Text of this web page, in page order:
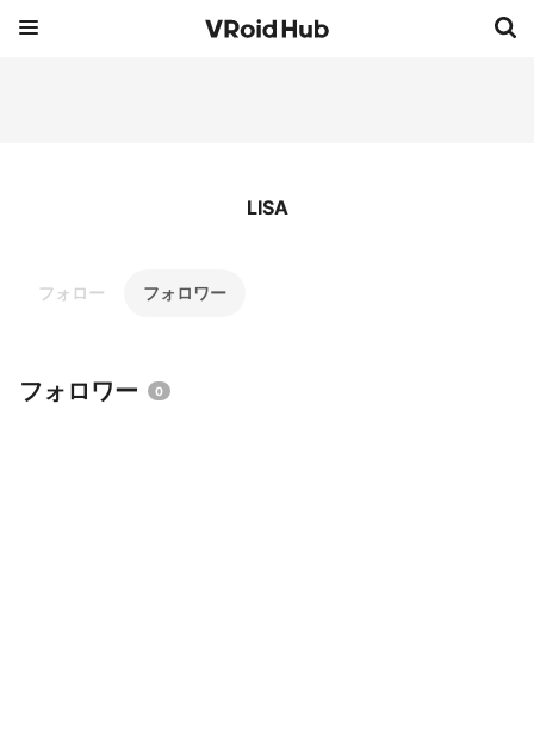
LISA
フォロー フォロワー
フォロワー 0